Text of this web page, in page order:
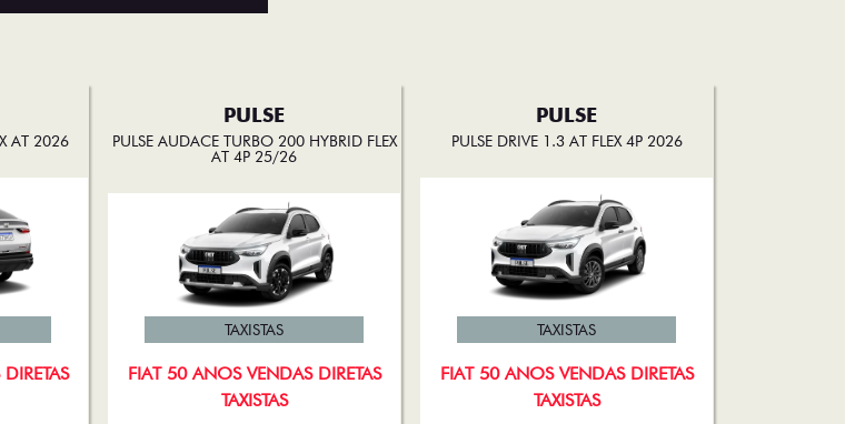
AT 2026
PULSE
PULSE AUDACE TURBO 200 HYBRID FLEX
AT 4P 25/26
FIAT 50 ANOS VENDAS DIRETAS
TAXISTAS
TAXISTAS
PULSE
PULSE DRIVE 1.3 AT FLEX 4P 2026
FIAT 50 ANOS VENDAS DIRETAS
TAXISTAS
TAXISTAS